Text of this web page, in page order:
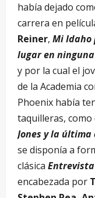
había dejado
carrera en
Reiner, Mi Idaho
lugar en
y por la cual el
de la Academia
Phoenix había
taquilleras,
Jones y la última
se disponía a
clásica
encabezada por